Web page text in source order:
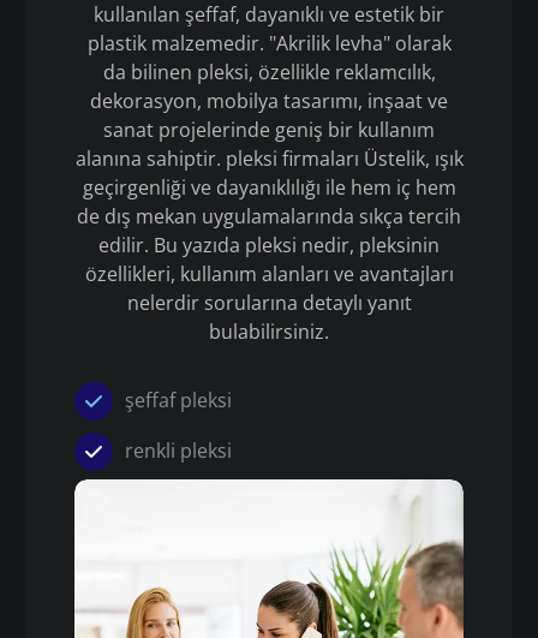
kullanılan şeffaf, dayanıklı ve estetik bir
plastik malzemedir. "Akrilik levha" olarak
da bilinen pleksi, özellikle reklamcılık,
dekorasyon, mobilya tasarımı, inşaat ve
sanat projelerinde geniş bir kullanım
alanına sahiptir. pleksi firmaları Üstelik, ışık
geçirgenliği ve dayanıklılığı ile hem iç hem
de dış mekan uygulamalarında sıkça tercih
edilir. Bu yazıda pleksi nedir, pleksinin
özellikleri, kullanım alanları ve avantajları
nelerdir sorularına detaylı yanıt
bulabilirsiniz.
şeffaf pleksi
renkli pleksi
Pleksi Masa